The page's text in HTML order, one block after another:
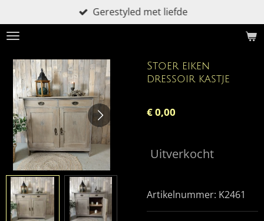
direct
naar
hoofdinhoud
Gerestyled met liefde
Stoer eiken
dressoir kastje
€ 0,00
Uitverkocht
Artikelnummer: K2461